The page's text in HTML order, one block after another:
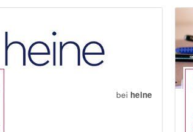
bei heine